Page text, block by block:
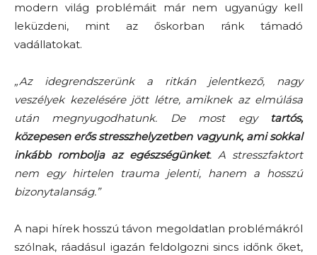
modern világ problémáit már nem ugyanúgy kell
leküzdeni, mint az őskorban ránk támadó
vadállatokat.
„Az idegrendszerünk a ritkán jelentkező, nagy
veszélyek kezelésére jött létre, amiknek az elmúlása
után megnyugodhatunk. De most egy
tartós,
közepesen erős stresszhelyzetben vagyunk, ami sokkal
inkább rombolja az egészségünket. A stresszfaktort
nem egy hirtelen trauma jelenti, hanem a hosszú
bizonytalanság.”
A napi hírek hosszú távon megoldatlan problémákról
szólnak, ráadásul igazán feldolgozni sincs időnk őket,